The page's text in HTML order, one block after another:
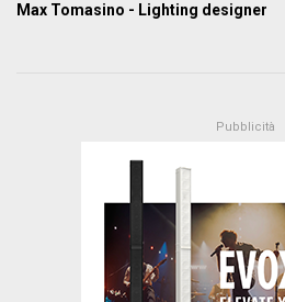
Max Tomasino - Lighting designer